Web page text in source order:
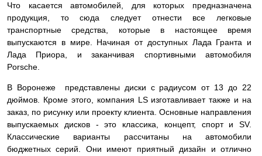
Что касается автомобилей, для которых предназначена
продукция, то сюда следует отнести все легковые
транспортные средства, которые в настоящее время
выпускаются в мире. Начиная от доступных Лада Гранта и
Лада Приора, и заканчивая спортивными автомобиля
Porsche.
В Воронеже представлены диски с радиусом от 13 до 22
дюймов. Кроме этого, компания LS изготавливает также и на
заказ, по рисунку или проекту клиента. Основные направления
выпускаемых дисков - это классика, концепт, спорт и SV.
Классические варианты рассчитаны на автомобили
бюджетных серий. Они имеют приятный дизайн и отлично